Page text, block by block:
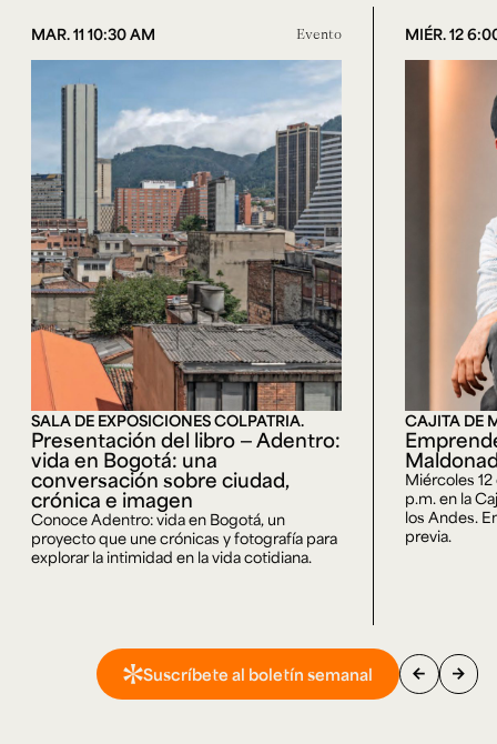
MAR. 11 10:30 AM Evento
SALA DE EXPOSICIONES COLPATRIA.
Presentación del libro — Adentro:
vida en Bogotá: una
conversación sobre ciudad,
crónica e imagen
Conoce Adentro: vida en Bogotá, un
proyecto que une crónicas y fotografía para
explorar la intimidad en la vida cotidiana.
MIÉR. 12
CAJITA DE
Miércoles
p.m. en la
los Andes.
previa.
Suscríbete al boletín semanal arrow_back arrow_forward